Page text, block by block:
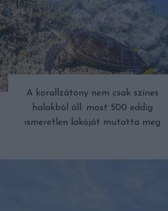
A korallzátony nem csak színes
halakból áll: most 500 eddig
ismeretlen lakóját mutatta meg